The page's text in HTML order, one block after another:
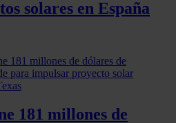
solares en España
181 millones de